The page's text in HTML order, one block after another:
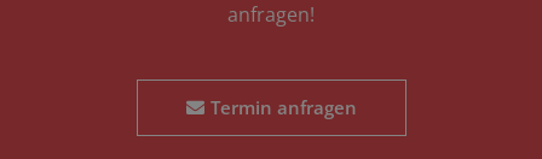
anfragen!
Termin anfragen